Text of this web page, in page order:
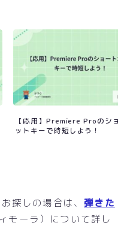
【応用】Premiere Proのショ
ットキーで時短しよう！
探しの場合は、弾きた
モーラ）について詳し